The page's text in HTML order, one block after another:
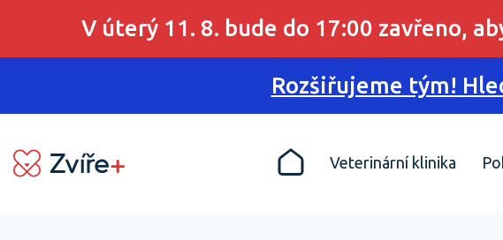
V úterý 11. 8. bude do 17:00 zavřeno,
Rozšiřujeme tým!
Veterinární klinika